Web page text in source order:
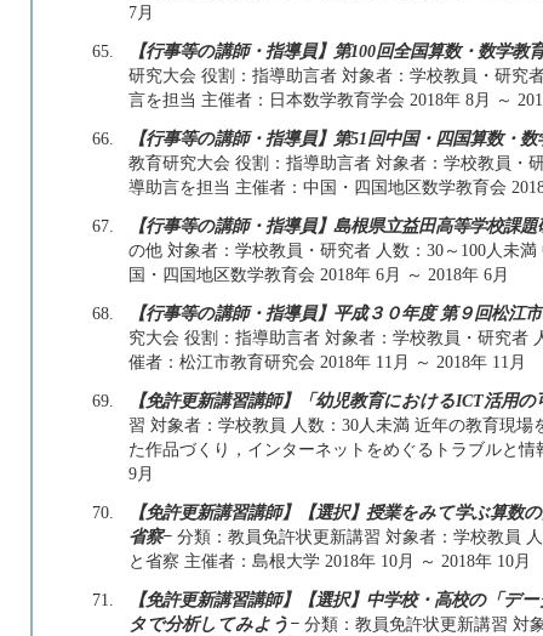
7月
65.
【行事等の講師・指導員】第100回全国算数・数学
研究大会 役割：指導助言者 対象者：学校教員・研究
言を担当 主催者：日本数学教育学会 2018年 8月 ～
66.
【行事等の講師・指導員】第51回中国・四国算数・
教育研究大会 役割：指導助言者 対象者：学校教員・
導助言を担当 主催者：中国・四国地区数学教育会
67.
【行事等の講師・指導員】島根県立益田高等学校課
の他 対象者：学校教員・研究者 人数：30～100人未
国・四国地区数学教育会 2018年 6月 ～ 2018年 6月
68.
【行事等の講師・指導員】平成３０年度 第９回松
究大会 役割：指導助言者 対象者：学校教員・研究者
催者：松江市教育研究会 2018年 11月 ～ 2018年 11月
69.
【免許更新講習講師】「幼児教育におけるICT活用
習 対象者：学校教員 人数：30人未満 近年の教育現
た作品づくり，インターネットをめぐるトラブルと
9月
70.
【免許更新講習講師】【選択】授業をみて学ぶ算
省察− 分類：教員免許状更新講習 対象者：学校教員
と省察 主催者：島根大学 2018年 10月 ～ 2018年 10月
71.
【免許更新講習講師】【選択】中学校・高校の「
タで分析してみよう− 分類：教員免許状更新講習 対